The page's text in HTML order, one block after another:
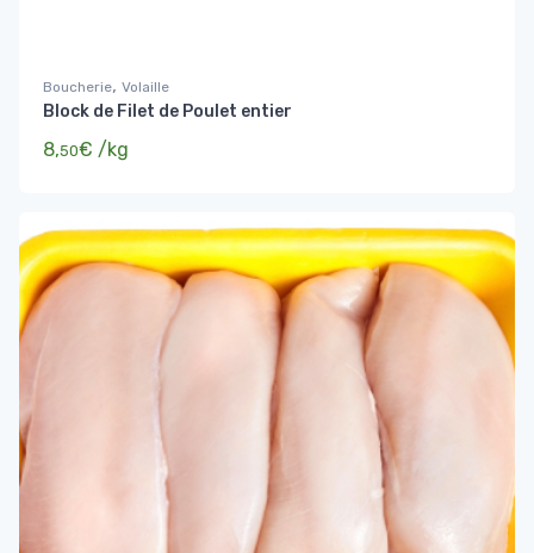
Boucherie, Volaille
Block de Filet de Poulet entier
8,50€ /kg